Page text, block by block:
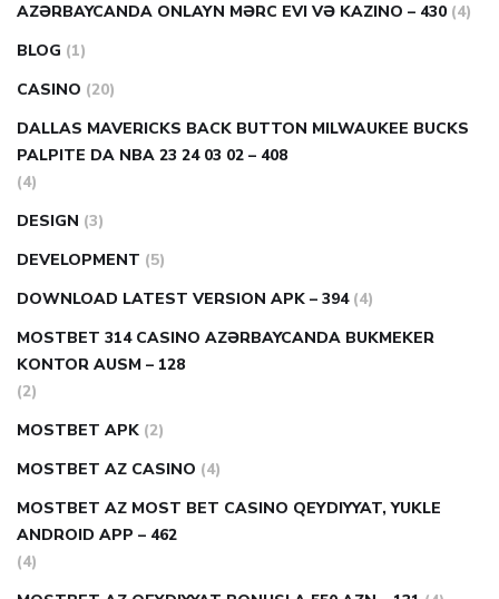
AZƏRBAYCANDA ONLAYN MƏRC EVI VƏ KAZINO – 430 (4)
BLOG (1)
CASINO (20)
DALLAS MAVERICKS BACK BUTTON MILWAUKEE BUCKS
PALPITE DA NBA 23 24 03 02 – 408
(4)
DESIGN (3)
DEVELOPMENT (5)
DOWNLOAD LATEST VERSION APK – 394 (4)
MOSTBET 314 CASINO AZƏRBAYCANDA BUKMEKER
KONTOR AUSM – 128
(2)
MOSTBET APK (2)
MOSTBET AZ CASINO (4)
MOSTBET AZ MOST BET CASINO QEYDIYYAT, YUKLE
ANDROID APP – 462
(4)